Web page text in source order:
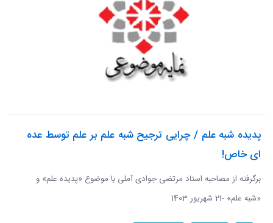
پدیده شبه علم / چرایی ترجیح شبه علم بر علم توسط عده
ای خاص!
برگرفته از مصاحبه استاد مرتضی جوادی آملی با موضوع «پدیده علم» و
«شبه علم» -21 شهریور 1403